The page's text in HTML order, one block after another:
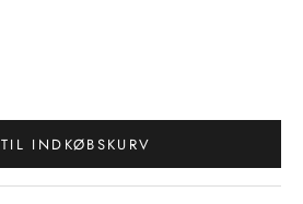
INDKØBSKURV